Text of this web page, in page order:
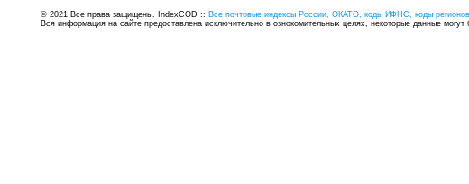
© 2021 Все права защищены. IndexCOD :: Все почтовые индексы России, ОКАТО, коды ИФНС, коды
Вся информация на сайте предоставлена исключительно в ознокомительных целях, некоторые данные могут